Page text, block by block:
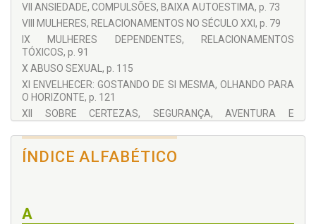
VII ANSIEDADE, COMPULSÕES, BAIXA AUTOESTIMA, p. 73
VIII MULHERES, RELACIONAMENTOS NO SÉCULO XXI, p. 79
IX MULHERES DEPENDENTES, RELACIONAMENTOS
TÓXICOS, p. 91
X ABUSO SEXUAL, p. 115
XI ENVELHECER: GOSTANDO DE SI MESMA, OLHANDO PARA
O HORIZONTE, p. 121
XII SOBRE CERTEZAS, SEGURANÇA, AVENTURA E
XIII SOBRE FELICIDADE E MOMENTOS, p. 131
XIV PARA FINALIZAR: SOBRE ESCOLHAS E ERROS, p. 135
ÍNDICE ALFABÉTICO
A